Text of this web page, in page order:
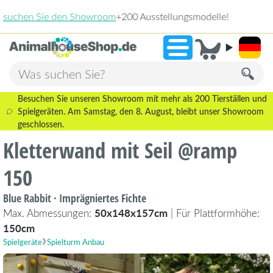
»2.238
Besuchen Sie unseren Showroom mit mehr als 200 Tierställen und
Spielgeräten. Am Samstag, den 8. August, bleibt unser Showroom
geschlossen.
Kletterwand mit Seil @ramp
150
Blue Rabbit · Imprägniertes Fichte
Max. Abmessungen: 50x148x157cm | Für Plattformhöhe:
150cm
Spielgeräte Spielturm Anbau